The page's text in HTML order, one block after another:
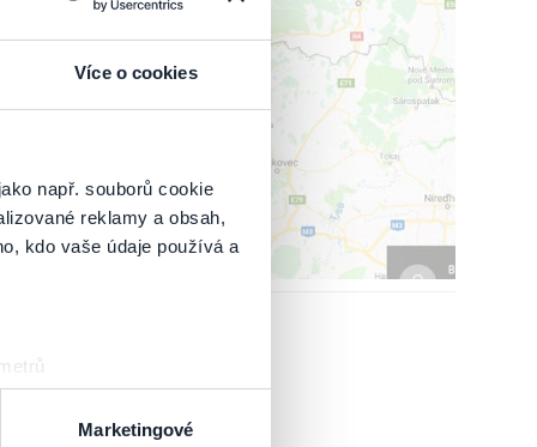
Více o cookies
např. souborů cookie
reklamy a obsah,
kdo vaše údaje používá a
prstu)
. Svůj souhlas
Marketingové